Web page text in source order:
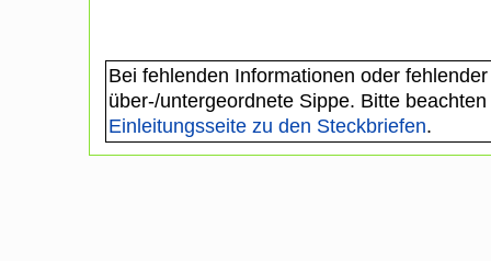
Bei fehlenden Informationen oder
über-/untergeordnete Sippe. Bitte
Einleitungsseite zu den Steckbriefen.